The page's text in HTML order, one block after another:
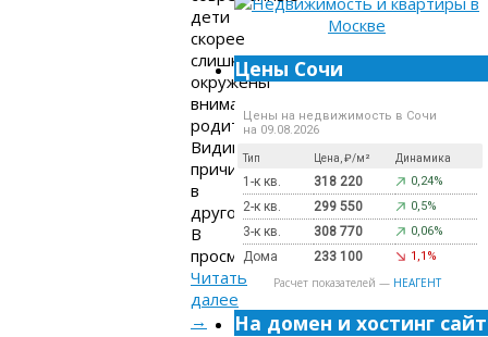
дети
скорее
слишком
окружены
вниманием
родителей.
Видимо,
причина
в
другом.
В
просмотренном…
Читать
далее
→
Цены Сочи
Цены на недвижимость в Сочи
на 09.08.2026
Тип Цена, ₽/м² Динамика
1-к кв. 318 220 0,24%
2-к кв. 299 550 0,5%
3-к кв. 308 770 0,06%
Дома 233 100 1,1%
Расчет показателей — НЕАГЕНТ
На домен и хостинг